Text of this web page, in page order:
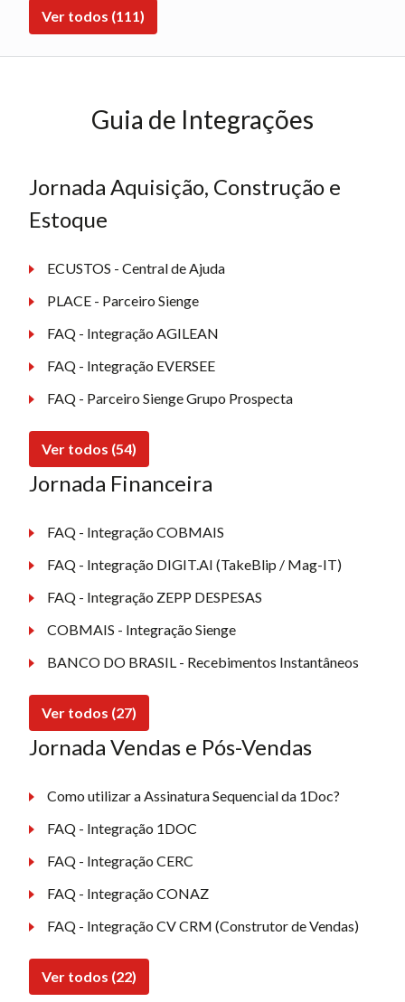
Ver todos (111)
Guia de Integrações
Jornada Aquisição, Construção e
Estoque
ECUSTOS - Central de Ajuda
PLACE - Parceiro Sienge
FAQ - Integração AGILEAN
FAQ - Integração EVERSEE
FAQ - Parceiro Sienge Grupo Prospecta
Ver todos (54)
Jornada Financeira
FAQ - Integração COBMAIS
FAQ - Integração DIGIT.AI (TakeBlip / Mag-IT)
FAQ - Integração ZEPP DESPESAS
COBMAIS - Integração Sienge
BANCO DO BRASIL - Recebimentos Instantâneos
Ver todos (27)
Jornada Vendas e Pós-Vendas
Como utilizar a Assinatura Sequencial da 1Doc?
FAQ - Integração 1DOC
FAQ - Integração CERC
FAQ - Integração CONAZ
FAQ - Integração CV CRM (Construtor de Vendas)
Ver todos (22)